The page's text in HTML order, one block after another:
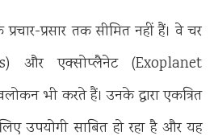
प्रसार तक सीमित नहीं हैं। वे चर
और एक्सोप्लैनेट (Exoplanet
भी करते हैं। उनके द्वारा एकत्रित
उपयोगी साबित हो रहा है और यह